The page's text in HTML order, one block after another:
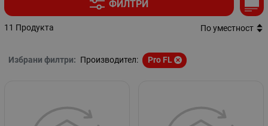
ФИЛТРИ
11 Продукта По уместност
Избрани филтри: Производител: Pro FL